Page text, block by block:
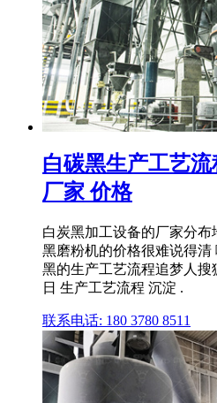
白碳黑生产工艺
厂家 价格
白炭黑加工设备的厂家分
黑磨粉机的价格很难说得清
黑的生产工艺流程追梦人搜
日 生产工艺流程 沉淀 .
联系电话: 180 3780 8511